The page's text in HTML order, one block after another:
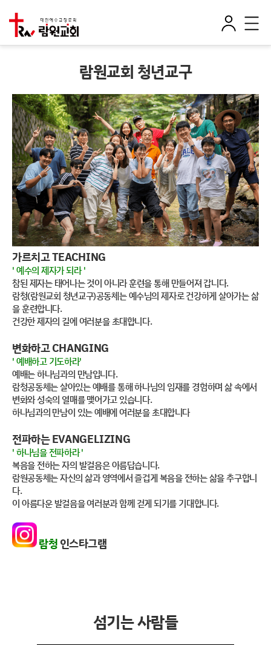
그
전
체
람원교회 청년교구
가르치고 TEACHING
' 예수의 제자가 되라 '
참된 제자는 태어나는 것이 아니라 훈련을 통해 만들어져 갑니다.
람청(람원교회 청년교구)공동체는 예수님의 제자로 건강하게 살아가는 삶
을 훈련합니다.
건강한 제자의 길에 여러분을 초대합니다.
변화하고 CHANGING
' 예배하고 기도하라'
예배는 하나님과의 만남입니다.
람청공동체는 살아있는 예배를 통해 하나님의 임재를 경험하며 삶 속에서
변화와 성숙의 열매를 맺어가고 있습니다.
하나님과의 만남이 있는 예배에 여러분을 초대합니다
전파하는 EVANGELIZING
' 하나님을 전파하라 '
복음을 전하는 자의 발걸음은 아름답습니다.
람원공동체는 자신의 삶과 영역에서 즐겁게 복음을 전하는 삶을 추구합니
다.
이 아름다운 발걸음을 여러분과 함께 걷게 되기를 기대합니다.
람청 인스타그램
섬기는 사람들